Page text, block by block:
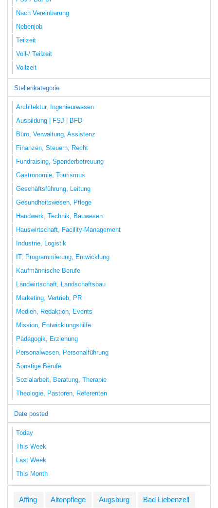
Nach Vereinbarung
Nebenjob
Teilzeit
Voll-/ Teilzeit
Vollzeit
Stellenkategorie
Architektur, Ingenieurwesen
Ausbildung | FSJ | BFD
Büro, Verwaltung, Assistenz
Finanzen, Steuern, Recht
Fundraising, Spenderbetreuung
Gastronomie, Tourismus
Geschäftsführung, Leitung
Gesundheitswesen, Pflege
Handwerk, Technik, Bauwesen
Hauswirtschaft, Facility-Management
Industrie, Logistik
IT, Programmierung, Entwicklung
Kaufmännische Berufe
Landwirtschaft, Landschaftsbau
Marketing, Vertrieb, PR
Medien, Redaktion, Events
Mission, Entwicklungshilfe
Pädagogik, Erziehung
Personalwesen, Personalführung
Sonstige Berufe
Sozialarbeit, Beratung, Therapie
Theologie, Pastoren, Referenten
Date posted
Today
This Week
Last Week
This Month
Affing Altenpflege Augsburg Bad Liebenzell